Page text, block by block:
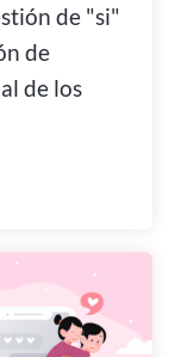
de "si"
de
de los